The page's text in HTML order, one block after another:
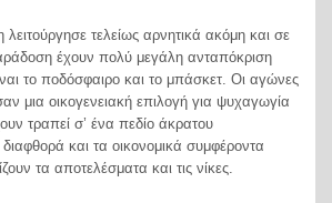
τελείως αρνητικά ακόμη και σε
έχουν πολύ μεγάλη ανταπόκριση
το ποδόσφαιρο και το μπάσκετ. Οι αγώνες
μια οικογενειακή επιλογή για ψυχαγωγία
τραπεί σ’ ένα πεδίο άκρατου
και τα οικονομικά συμφέροντα
τα αποτελέσματα και τις νίκες.